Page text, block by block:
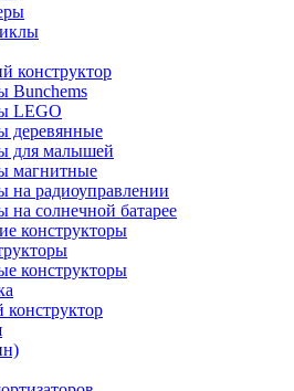
конструктор
Bunchems
LEGO
деревянные
для малышей
магнитные
на радиоуправлении
на солнечной батарее
конструкторы
конструкторы